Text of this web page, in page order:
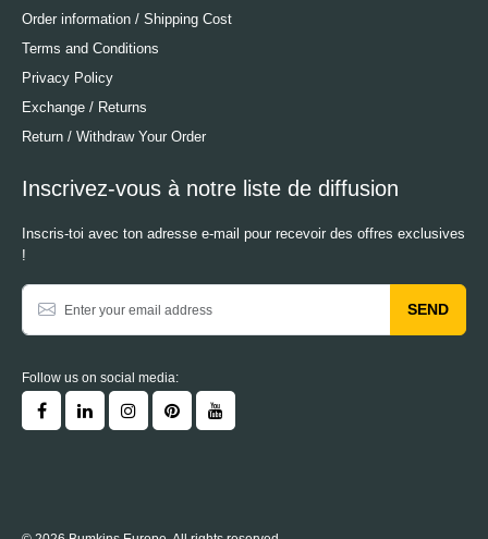
Order information / Shipping Cost
Terms and Conditions
Privacy Policy
Exchange / Returns
Return / Withdraw Your Order
Inscrivez-vous à notre liste de diffusion
Inscris-toi avec ton adresse e-mail pour recevoir des offres exclusives
!
SEND
Follow us on social media: